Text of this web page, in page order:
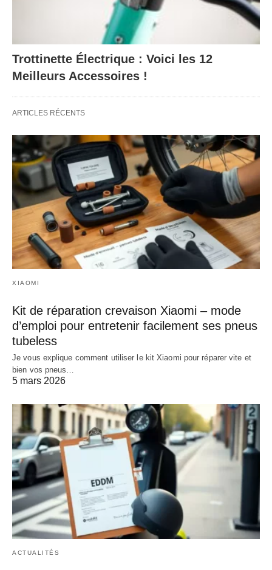
Trottinette Électrique : Voici les 12
Meilleurs Accessoires !
ARTICLES RÉCENTS
XIAOMI
Kit de réparation crevaison Xiaomi – mode
d’emploi pour entretenir facilement ses pneus
tubeless
Je vous explique comment utiliser le kit Xiaomi pour réparer vite et
bien vos pneus…
5 mars 2026
ACTUALITÉS